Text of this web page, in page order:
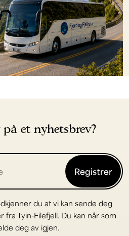
et nyhetsbrev?
Registrer
du at vi kan sende deg
fra Tyin-Filefjell. Du kan når som
deg av igjen.